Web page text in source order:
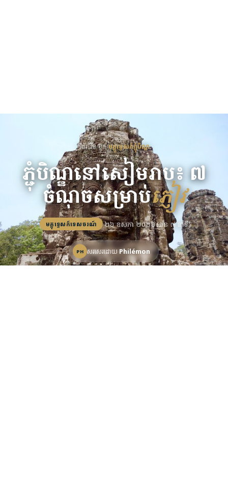
ទំព័រដើម/ប្លុក/មគ្គុទ្ទេសក៍ភ្ជុំបិណ្ឌ
ភ្ជុំបិណ្ឌនៅសៀមរាប៖ ៧
ចំណុចសម្រាប់ភ្ញៀវ
មគ្គុទ្ទេសក៍ទេសចរណ៍ ·២៦ ឧសភា ២០២៦·អាន ៧ នាទី
PH សរសេរដោយPhilémon